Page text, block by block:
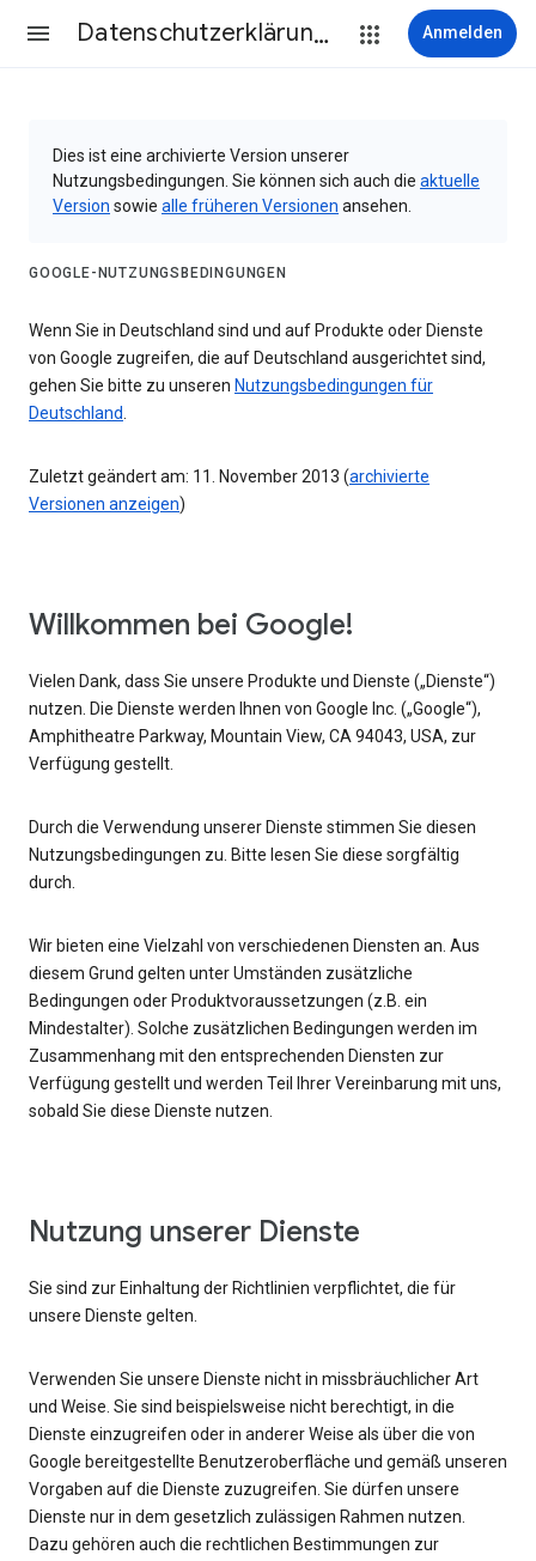
Datenschutzerklärung & Nutzungsbedingungen Anmelden
Dies ist eine archivierte Version unserer
Nutzungsbedingungen. Sie können sich auch die aktuelle
Version sowie alle früheren Versionen ansehen.
GOOGLE-NUTZUNGSBEDINGUNGEN
Wenn Sie in Deutschland sind und auf Produkte oder Dienste
von Google zugreifen, die auf Deutschland ausgerichtet sind,
gehen Sie bitte zu unseren Nutzungsbedingungen für
Deutschland.
Zuletzt geändert am: 11. November 2013 (archivierte
Versionen anzeigen)
Willkommen bei Google!
Vielen Dank, dass Sie unsere Produkte und Dienste („Dienste“)
nutzen. Die Dienste werden Ihnen von Google Inc. („Google“),
Amphitheatre Parkway, Mountain View, CA 94043, USA, zur
Verfügung gestellt.
Durch die Verwendung unserer Dienste stimmen Sie diesen
Nutzungsbedingungen zu. Bitte lesen Sie diese sorgfältig
durch.
Wir bieten eine Vielzahl von verschiedenen Diensten an. Aus
diesem Grund gelten unter Umständen zusätzliche
Bedingungen oder Produktvoraussetzungen (z.B. ein
Mindestalter). Solche zusätzlichen Bedingungen werden im
Zusammenhang mit den entsprechenden Diensten zur
Verfügung gestellt und werden Teil Ihrer Vereinbarung mit uns,
sobald Sie diese Dienste nutzen.
Nutzung unserer Dienste
Sie sind zur Einhaltung der Richtlinien verpflichtet, die für
unsere Dienste gelten.
Verwenden Sie unsere Dienste nicht in missbräuchlicher Art
und Weise. Sie sind beispielsweise nicht berechtigt, in die
Dienste einzugreifen oder in anderer Weise als über die von
Google bereitgestellte Benutzeroberfläche und gemäß unseren
Vorgaben auf die Dienste zuzugreifen. Sie dürfen unsere
Dienste nur in dem gesetzlich zulässigen Rahmen nutzen.
Dazu gehören auch die rechtlichen Bestimmungen zur